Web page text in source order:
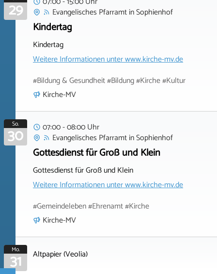
29
Evangelisches PfarramtinSophienhof
Kindertag
Kindertag
Weitere Informationen unterwww.kirche-mv.de
#Bildung & Gesundheit #Bildung #Kirche #Kultur
Kirche-MV
So.
30
07:00 - 08:00 Uhr
Evangelisches PfarramtinSophienhof
Gottesdienst für Groß und Klein
Gottesdienst für Groß und Klein
Weitere Informationen unterwww.kirche-mv.de
#Gemeindeleben #Ehrenamt #Kirche
Kirche-MV
Mo.
31 Altpapier (Veolia)